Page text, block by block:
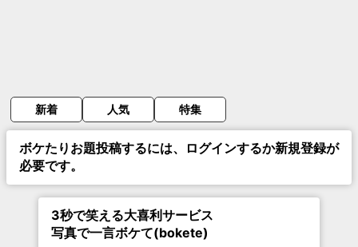
新着 人気 特集
ボケたりお題投稿するには、ログインするか新規登録が
必要です。
3秒で笑える大喜利サービス
写真で一言ボケて(bokete)